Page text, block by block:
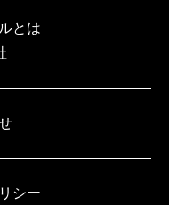
とは
シー